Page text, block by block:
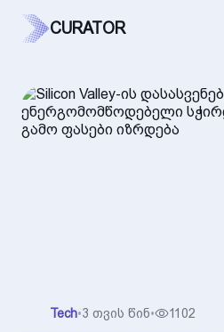
CURATOR
Tech•3 თვის წინ• 1102